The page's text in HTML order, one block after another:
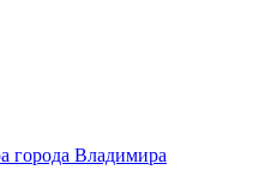
города Владимира